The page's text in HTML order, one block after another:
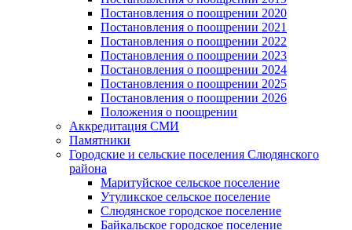
Постановления о поощрении 2020
Постановления о поощрении 2021
Постановления о поощрении 2022
Постановления о поощрении 2023
Постановления о поощрении 2024
Постановления о поощрении 2025
Постановления о поощрении 2026
Положения о поощрении
Аккредитация СМИ
Памятники
Городские и сельские поселения Слюдянского
района
Маритуйское сельское поселение
Утуликское сельское поселение
Слюдянское городское поселение
Байкальское городское поселение